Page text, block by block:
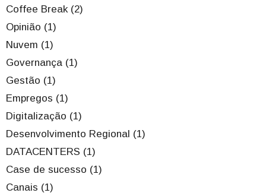
Coffee Break (2)
Opinião (1)
Nuvem (1)
Governança (1)
Gestão (1)
Empregos (1)
Digitalização (1)
Desenvolvimento Regional (1)
DATACENTERS (1)
Case de sucesso (1)
Canais (1)